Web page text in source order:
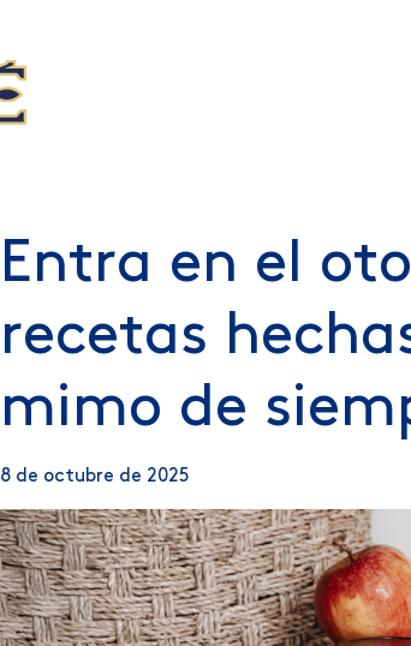
Entra en el
recetas
mimo de
8 de octubre de 2025